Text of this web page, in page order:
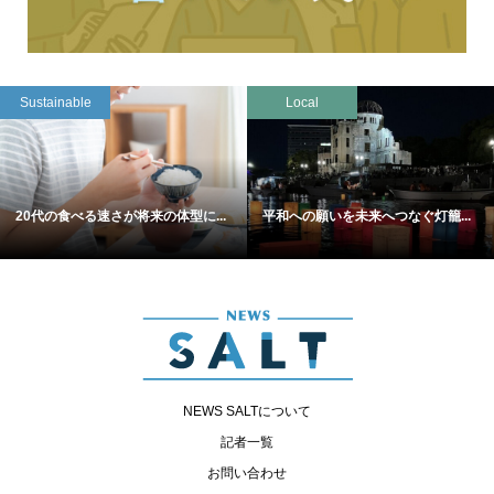
Sustainable
20代の食べる速さが将来の体型に...
Local
平和への願いを未来へつなぐ灯籠...
NEWS SALTについて
記者一覧
お問い合わせ